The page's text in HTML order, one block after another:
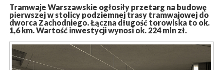
Tramwaje Warszawskie ogłosiły przetarg na budowę
pierwszej w stolicy podziemnej trasy tramwajowej do
dworca Zachodniego. Łączna długość torowiska to ok.
1,6 km. Wartość inwestycji wynosi ok. 224 mln zł.